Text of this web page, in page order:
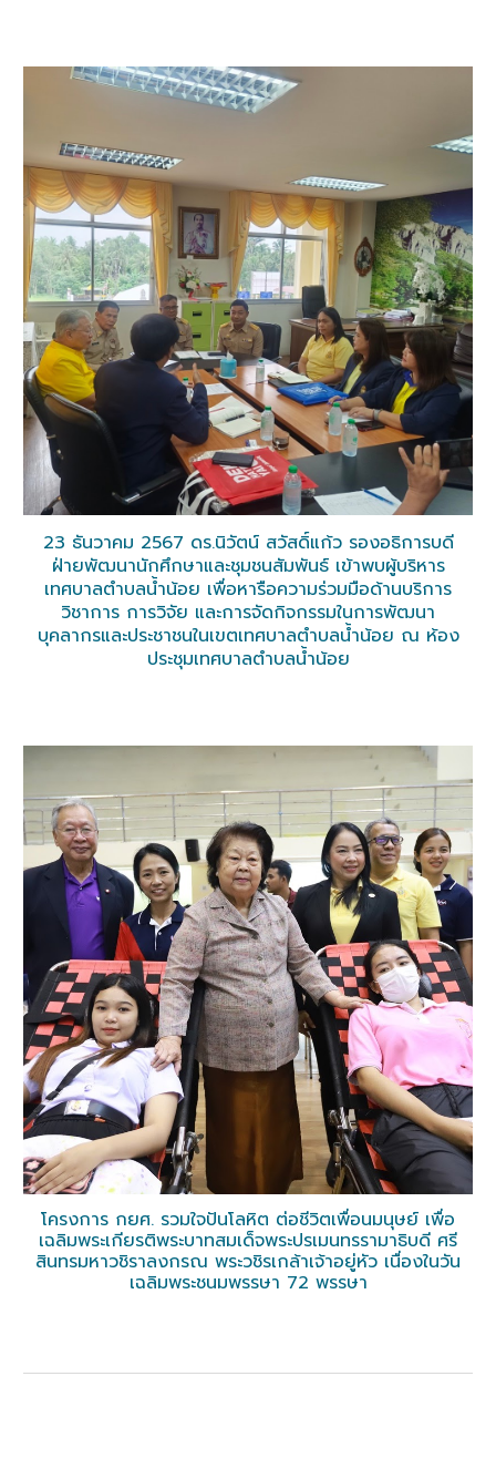
23 ธันวาคม 2567 ดร.นิวัตน์ สวัสดิ์แก้ว รองอธิการบดี
ฝ่ายพัฒนานักศึกษาและชุมชนสัมพันธ์ เข้าพบผู้บริหาร
เทศบาลตำบลน้ำน้อย เพื่อหารือความร่วมมือด้านบริการ
วิชาการ การวิจัย และการจัดกิจกรรมในการพัฒนา
บุคลากรและประชาชนในเขตเทศบาลตำบลน้ำน้อย ณ ห้อง
ประชุมเทศบาลตำบลน้ำน้อย
โครงการ กยศ. รวมใจปันโลหิต ต่อชีวิตเพื่อนมนุษย์ เพื่อ
เฉลิมพระเกียรติพระบาทสมเด็จพระปรเมนทรรามาธิบดี ศรี
สินทรมหาวชิราลงกรณ พระวชิรเกล้าเจ้าอยู่หัว เนื่องในวัน
เฉลิมพระชนมพรรษา 72 พรรษา